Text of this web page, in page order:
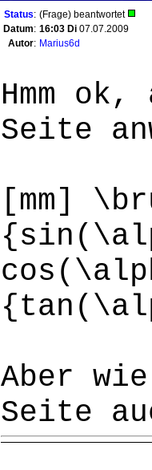
Status: (Frage) beantwortet
Datum: 16:03 Di 07.07.2009
Autor: Marius6d
Hmm
Seite
[mm]
Aber
Seite